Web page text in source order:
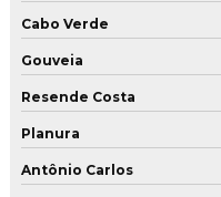
Cabo Verde
Gouveia
Resende Costa
Planura
Antônio Carlos